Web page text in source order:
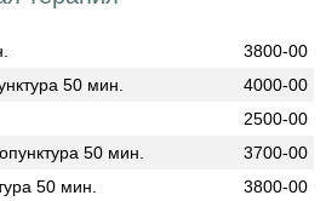
3800-00
50 мин.
4000-00
2500-00
50 мин.
3700-00
50 мин.
3800-00